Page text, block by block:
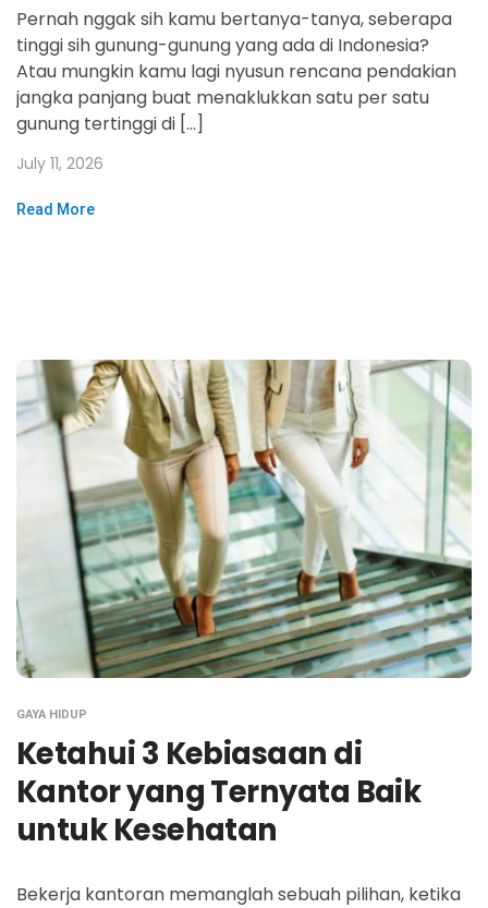
Pernah nggak sih kamu bertanya-tanya, seberapa
tinggi sih gunung-gunung yang ada di Indonesia?
Atau mungkin kamu lagi nyusun rencana pendakian
jangka panjang buat menaklukkan satu per satu
gunung tertinggi di […]
July 11, 2026
Read More
GAYA HIDUP
Ketahui 3 Kebiasaan di
Kantor yang Ternyata Baik
untuk Kesehatan
Bekerja kantoran memanglah sebuah pilihan, ketika